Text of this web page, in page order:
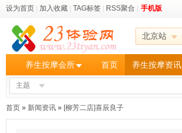
设为首页 加入收藏 TAG标签 RSS聚合 手机版
北京站
养生按摩会所 首页 养生按摩资讯
主题
首页 » 新闻资讯 » [柳芳二店]喜辰良子